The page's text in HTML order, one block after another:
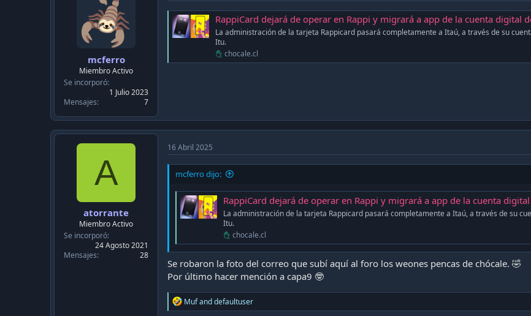
mcferro
Miembro Activo
Se incorporó
1 Julio 2023
Mensajes
7
RappiCard dejará de operar en Rappi y migrará a app de la cuenta digital
La administración de la tarjeta Rappicard pasará completamente a Itaú, a través de su
Itu.
chocale.cl
A
atorrante
Miembro Activo
Se incorporó
24 Agosto 2021
Mensajes
28
16 Abril 2025
mcferro dijo:
RappiCard dejará de operar en Rappi y migrará a app de la cuenta
La administración de la tarjeta Rappicard pasará completamente a Itaú, a través de su
Itu.
chocale.cl
Se robaron la foto del correo que subí aquí al foro los weones pencas de chócale. 🤣
Por último hacer mención a capa9 🤓
R
e
Mufanddefaultuser